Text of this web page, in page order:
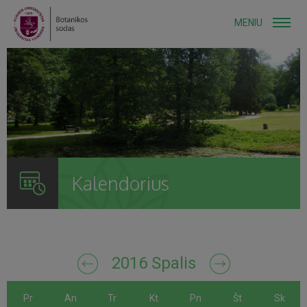
MENIU
Kalendorius
2016 Spalis
Pr An Tr Kt Pn Št Sk